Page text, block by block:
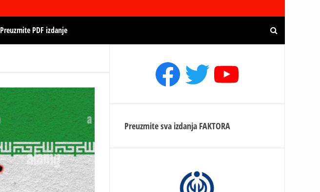
Preuzmite PDF izdanje
Facebook
TwitterYouTube
Preuzmite sva izdanja FAKTORA